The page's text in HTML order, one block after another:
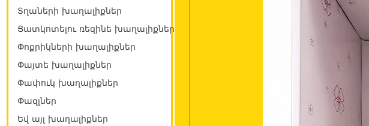
Տղաների խաղալիքներ
Ցատկոտելու ռեզինե խաղալիքներ
Փոքրիկների խաղալիքներ
Փայտե խաղալիքներ
Փափուկ խաղալիքներ
Փազլներ
Եվ այլ խաղալիքներ